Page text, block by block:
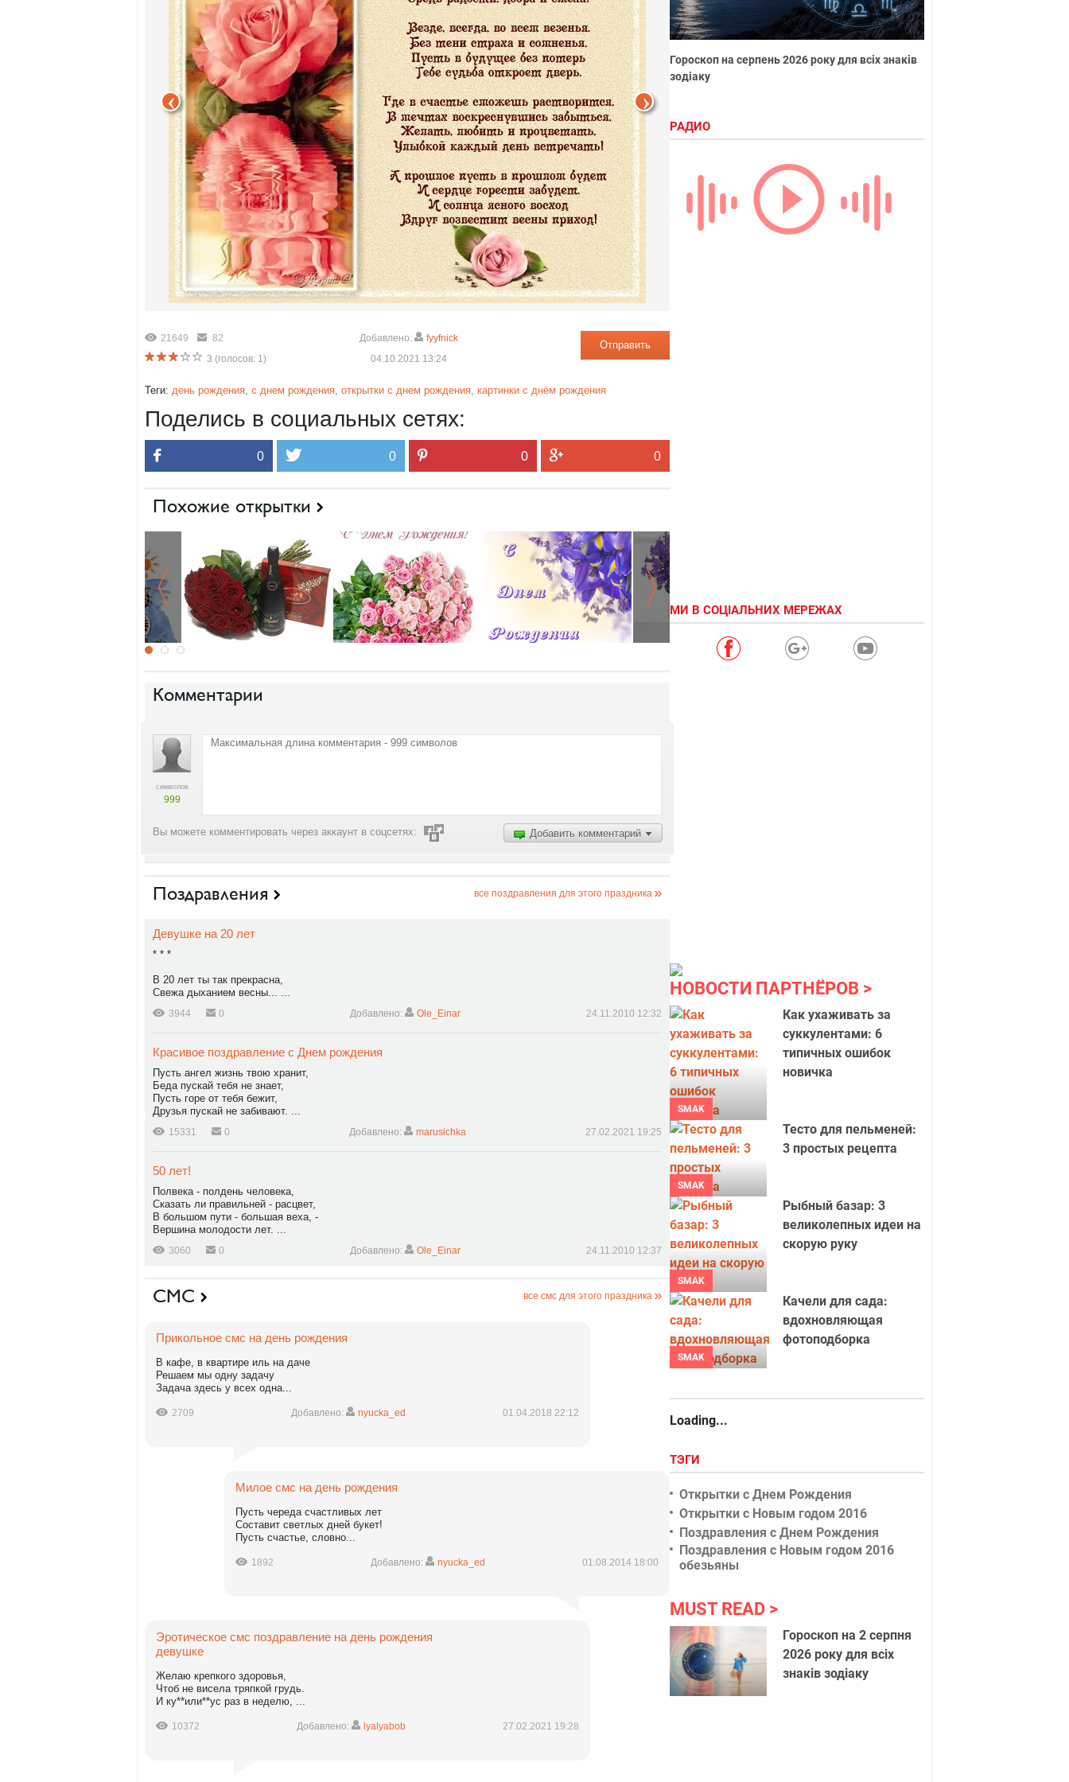
21649
82
3 (голосов: 1)
Отправить
Добавлено:
fyyfnick
04.10.2021 13:24
Теги: день рождения, с днем рождения, открытки с днем рождения, картинки с днём рождения
Поделись в социальных сетях:
0 0 0 0
Похожие открытки
Комментарии
символов
999
Добавить комментарий
Вы можете комментировать через аккаунт в соцсетях:
Поздравления все поздравления для этого праздника
Девушке на 20 лет
* * *
В 20 лет ты так прекрасна,
Свежа дыханием весны... ...
3944 0 Добавлено: Ole_Einar 24.11.2010 12:32
Красивое поздравление с Днем рождения
Пусть ангел жизнь твою хранит,
Беда пускай тебя не знает,
Пусть горе от тебя бежит,
Друзья пускай не забивают. ...
15331 0 Добавлено: marusichka 27.02.2021 19:25
50 лет!
Полвека - полдень человека,
Сказать ли правильней - расцвет,
В большом пути - большая веха, -
Вершина молодости лет. ...
3060 0 Добавлено: Ole_Einar 24.11.2010 12:37
СМС все смс для этого праздника
Прикольное смс на день рождения
В кафе, в квартире иль на даче
Решаем мы одну задачу
Задача здесь у всех одна...
2709 Добавлено: nyucka_ed 01.04.2018 22:12
Милое смс на день рождения
Пусть череда счастливых лет
Составит светлых дней букет!
Пусть счастье, словно...
1892 Добавлено: nyucka_ed 01.08.2014 18:00
Эротическое смс поздравление на день рождения
девушке
Желаю крепкого здоровья,
Чтоб не висела тряпкой грудь.
И ку**или**ус раз в неделю, ...
10372 Добавлено: lyalyabob 27.02.2021 19:28
Гороскоп на серпень 2026 року для всіх знаків
зодіаку
РАДИО
МИ В СОЦІАЛЬНИХ МЕРЕЖАХ
НОВОСТИ ПАРТНЁРОВ
SMAK
Как ухаживать за
суккулентами: 6
типичных ошибок
новичка
SMAK
Тесто для пельменей:
3 простых рецепта
SMAK
Рыбный базар: 3
великолепных идеи на
скорую руку
SMAK
Качели для сада:
вдохновляющая
фотоподборка
Loading...
ТЭГИ
Открытки с Днем Рождения
Открытки с Новым годом 2016
Поздравления с Днем Рождения
Поздравления с Новым годом 2016
обезьяны
MUST READ
Гороскоп на 2 серпня
2026 року для всіх
знаків зодіаку